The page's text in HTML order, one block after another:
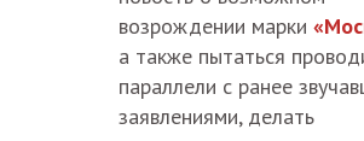
возрождении марки
а также пытаться
параллели с ранее
заявлениями, делать